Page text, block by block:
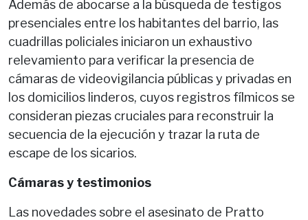
Además de abocarse a la búsqueda de testigos
presenciales entre los habitantes del barrio, las
cuadrillas policiales iniciaron un exhaustivo
relevamiento para verificar la presencia de
cámaras de videovigilancia públicas y privadas en
los domicilios linderos, cuyos registros fílmicos se
consideran piezas cruciales para reconstruir la
secuencia de la ejecución y trazar la ruta de
escape de los sicarios.
Cámaras y testimonios
Las novedades sobre el asesinato de Pratto